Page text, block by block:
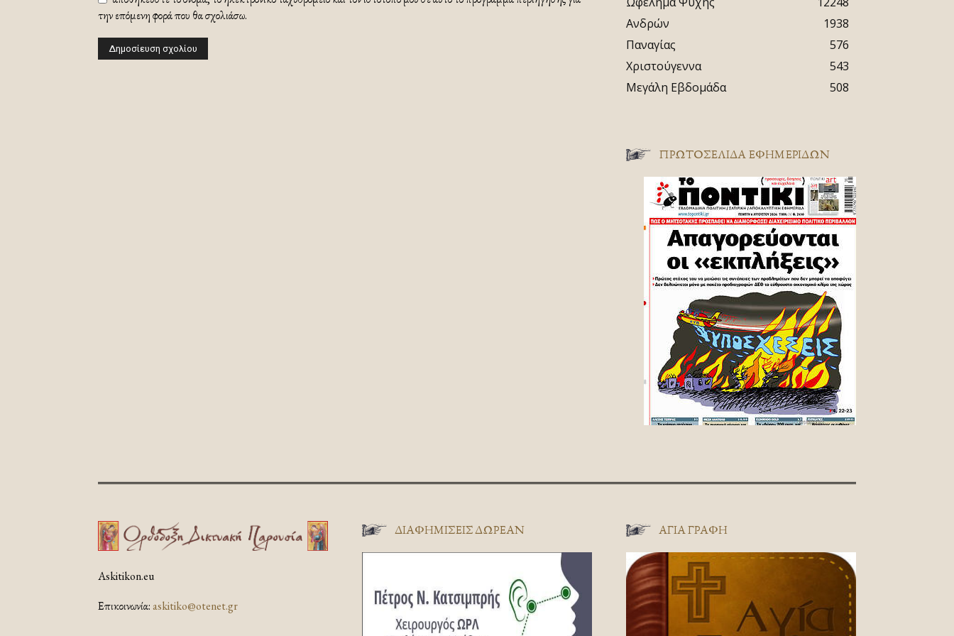
την επόμενη φορά που θα σχολιάσω.
Ανδρών
1938
Παναγίας
576
Χριστούγεννα
543
Μεγάλη Εβδομάδα
508
ΠΡΩΤΟΣΈΛΙΔΑ ΕΦΗΜΕΡΊΔΩΝ
Askitikon.eu
Επικοινωνία:askitiko@otenet.gr
ΔΙΑΦΗΜΊΣΕΙΣ ΔΩΡΕΆΝ ΑΓΊΑ ΓΡΑΦΉ